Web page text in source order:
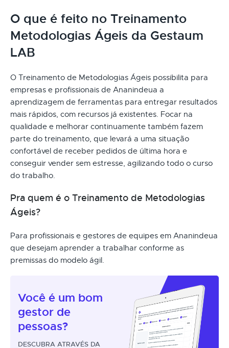
O que é feito no Treinamento
Metodologias Ágeis da Gestaum
LAB
O Treinamento de Metodologias Ágeis possibilita para
empresas e profissionais de Ananindeua a
aprendizagem de ferramentas para entregar resultados
mais rápidos, com recursos já existentes. Focar na
qualidade e melhorar continuamente também fazem
parte do treinamento, que levará a uma situação
confortável de receber pedidos de última hora e
conseguir vender sem estresse, agilizando todo o curso
do trabalho.
Pra quem é o Treinamento de Metodologias
Ágeis?
Para profissionais e gestores de equipes em Ananindeua
que desejam aprender a trabalhar conforme as
premissas do modelo ágil.
Você é um bom
gestor de
pessoas?
DESCUBRA ATRAVÉS DA